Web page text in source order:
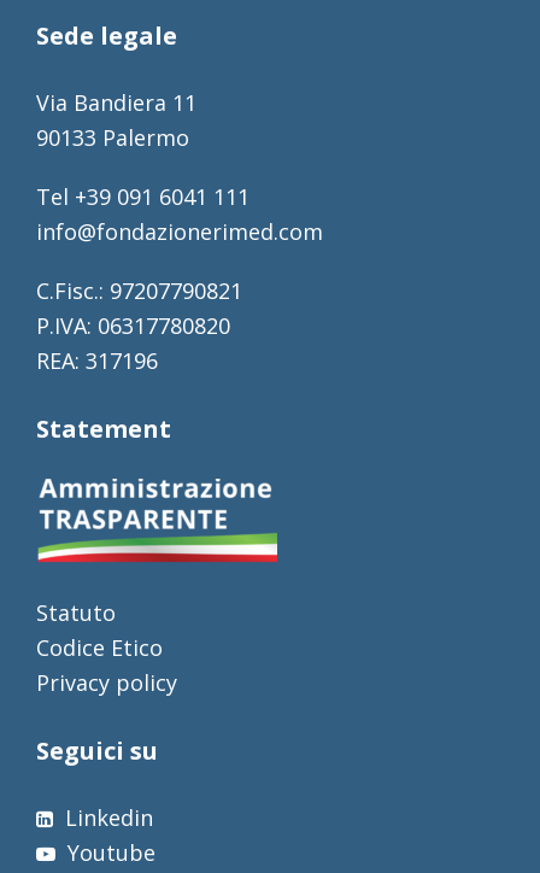
Sede legale
Via Bandiera 11
90133 Palermo
Tel +39 091 6041 111
info@fondazionerimed.com
C.Fisc.: 97207790821
P.IVA: 06317780820
REA: 317196
Statement
Statuto
Codice Etico
Privacy policy
Seguici su
Linkedin
Youtube